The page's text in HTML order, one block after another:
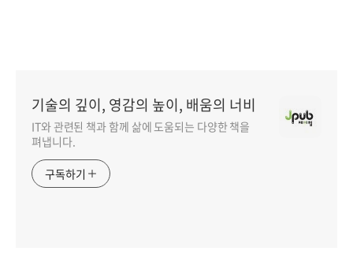
기술의 깊이, 영감의 높이, 배움의 너비
IT와 관련된 책과 함께 삶에 도움되는 다양한 책을
펴냅니다.
구독하기